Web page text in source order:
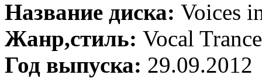
Название диска: Voices
Жанр,стиль: Vocal Trance
Год выпуска: 29.09.2012